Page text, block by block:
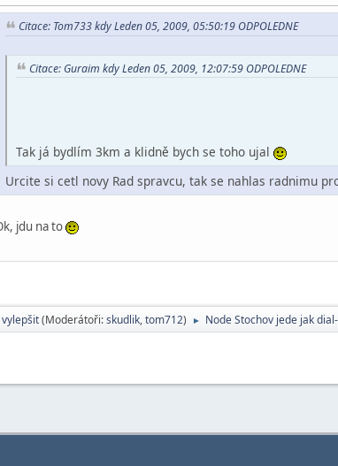
Citace: Tom733 kdy Leden 05, 2009, 05:50:19 ODPOLEDNE
Citace: Guraim kdy Leden 05, 2009, 12:07:59 ODPOLEDNE
Tak já bydlím 3km a klidně bych se toho ujal
Urcite si cetl novy Rad spravcu, tak se nahlas radnimu
jdu na to
(Moderátoři:skudlik,tom712) ► Node Stochov jede jak